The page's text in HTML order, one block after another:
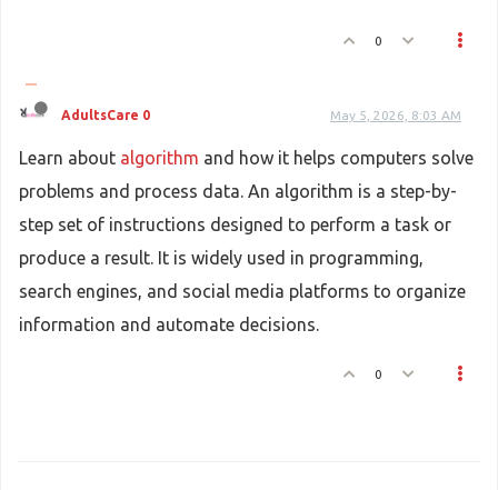
0
AdultsCare 0 May 5, 2026, 8:03 AM
Learn about algorithm and how it helps computers solve
problems and process data. An algorithm is a step-by-
step set of instructions designed to perform a task or
produce a result. It is widely used in programming,
search engines, and social media platforms to organize
information and automate decisions.
0